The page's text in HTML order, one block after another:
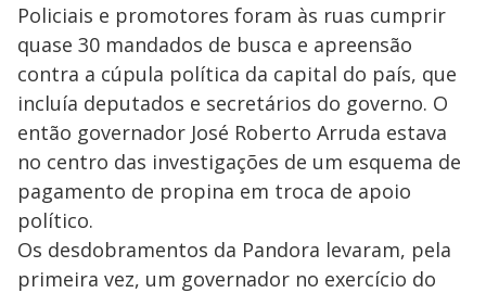
Policiais e promotores foram às ruas cumprir
quase 30 mandados de busca e apreensão
contra a cúpula política da capital do país, que
incluía deputados e secretários do governo. O
então governador José Roberto Arruda estava
no centro das investigações de um esquema de
pagamento de propina em troca de apoio
político.
Os desdobramentos da Pandora levaram, pela
primeira vez, um governador no exercício do